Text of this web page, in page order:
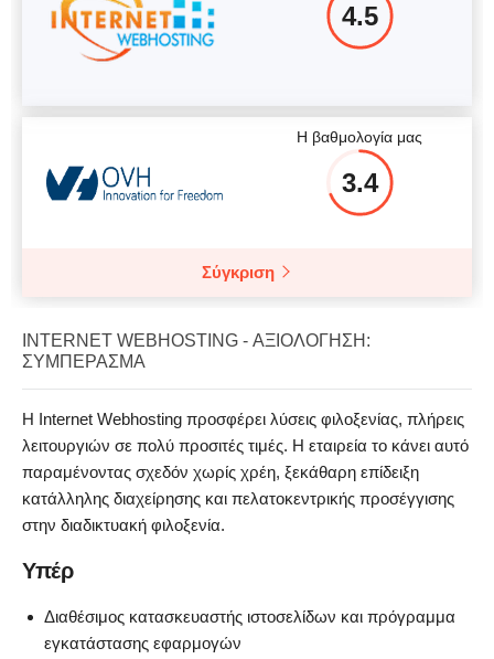
4.5
Η βαθμολογία μας
3.4
Σύγκριση
INTERNET WEBHOSTING - ΑΞΙΟΛΌΓΗΣΗ:
ΣΥΜΠΈΡΑΣΜΑ
Η Internet Webhosting προσφέρει λύσεις φιλοξενίας, πλήρεις
λειτουργιών σε πολύ προσιτές τιμές. Η εταιρεία το κάνει αυτό
παραμένοντας σχεδόν χωρίς χρέη, ξεκάθαρη επίδειξη
κατάλληλης διαχείρησης και πελατοκεντρικής προσέγγισης
στην διαδικτυακή φιλοξενία.
Υπέρ
Διαθέσιμος κατασκευαστής ιστοσελίδων και πρόγραμμα
εγκατάστασης εφαρμογών